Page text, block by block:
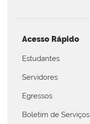
Acesso Rápido
Estudantes
Servidores
Egressos
Boletim de Serviços